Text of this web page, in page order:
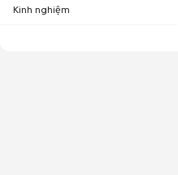
Kinh nghiệm